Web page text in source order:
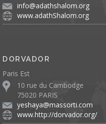
info@adathshalom.org
www.adathShalom.org
DORVADOR
Paris Est
10 rue du Cambodge
75020 PARIS
yeshaya@massorti.com
www.http://dorvador.org/